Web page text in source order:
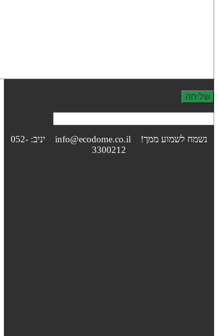
נשמח לשמוע ממך! info@ecodome.co.il יניב: 052-
3300212